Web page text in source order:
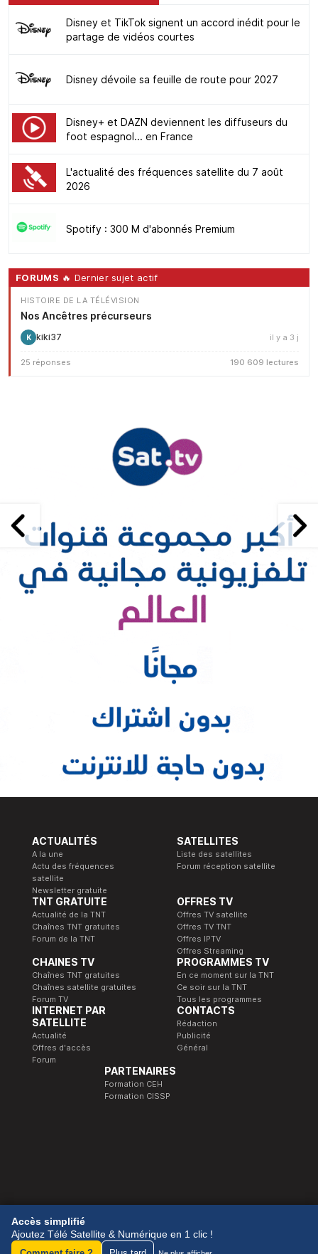
Disney et TikTok signent un accord inédit pour le
partage de vidéos courtes
Disney dévoile sa feuille de route pour 2027
Disney+ et DAZN deviennent les diffuseurs du
foot espagnol... en France
L'actualité des fréquences satellite du 7 août
2026
Spotify : 300 M d'abonnés Premium
FORUMS 🔥 Dernier sujet actif
HISTOIRE DE LA TÉLÉVISION
Nos Ancêtres précurseurs
K kiki37 il y a 3 j
25 réponses 190 609 lectures
ACTUALITÉS
A la une
Actu des fréquences
satellite
Newsletter gratuite
SATELLITES
Liste des satellites
Forum réception satellite
TNT GRATUITE
Actualité de la TNT
Chaînes TNT gratuites
Forum de la TNT
OFFRES TV
Offres TV satellite
Offres TV TNT
Offres IPTV
Offres Streaming
CHAINES TV
Chaînes TNT gratuites
Chaînes satellite gratuites
Forum TV
PROGRAMMES TV
En ce moment sur la TNT
Ce soir sur la TNT
Tous les programmes
INTERNET PAR
SATELLITE
Actualité
Offres d'accès
Forum
CONTACTS
Rédaction
Publicité
Général
PARTENAIRES
Formation CEH
Formation CISSP
© 1989-2026 Télé Satellite et Numérique.
Accès simplifié
Ajoutez Télé Satellite & Numérique en 1 clic !